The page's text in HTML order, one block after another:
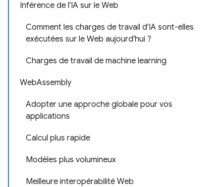
Inférence de l'IA sur le Web
Comment les charges de travail d'IA sont-elles
exécutées sur le Web aujourd'hui ?
Charges de travail de machine learning
WebAssembly
Adopter une approche globale pour vos
applications
Calcul plus rapide
Modèles plus volumineux
Meilleure interopérabilité Web